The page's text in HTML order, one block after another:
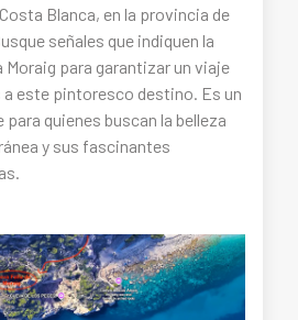
Blanca, en la provincia de
señales que indiquen la
Moraig para garantizar un viaje
este pintoresco destino. Es un
quienes buscan la belleza
y sus fascinantes